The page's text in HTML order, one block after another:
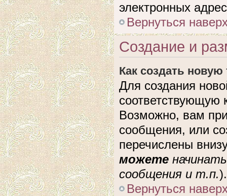
электронных
Вернуться
Создание и
Как создать новую
Для создания
соответствующую
Возможно, вам
сообщения, или
перечислены
можете
сообщения и т.п.).
Вернуться